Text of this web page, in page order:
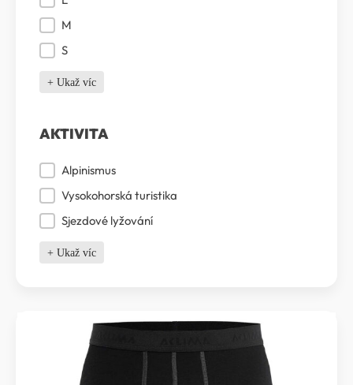
M
S
+ Ukaž víc
AKTIVITA
Aktivita
Alpinismus
Vysokohorská turistika
Sjezdové lyžování
+ Ukaž víc